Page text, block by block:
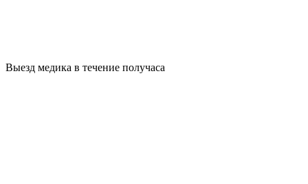
Выезд медика в течение получаса